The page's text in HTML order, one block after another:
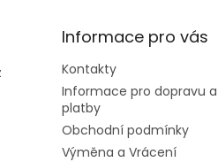
Informace pro vás
Kontakty
Informace pro dopravu a
platby
Obchodní podmínky
Výměna a Vrácení